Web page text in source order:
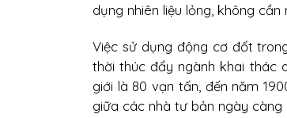
dụng nhiên liệu lỏng, không
Việc sử dụng động cơ đốt
thời thúc đẩy ngành khai thác
giới là 80 vạn tấn, đến năm
giữa các nhà tư bản ngày càng